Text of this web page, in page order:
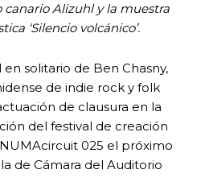
Alizuhl y la muestra
‘Silencio volcánico’.
solitario de Ben Chasny,
de indie rock y folk
de clausura en la
del festival de creación
025 el próximo
de Cámara del Auditorio